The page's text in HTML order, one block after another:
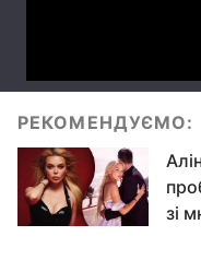
РЕКОМЕНДУЄМО:
зі